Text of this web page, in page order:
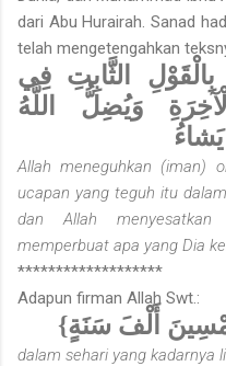
dari Abu Hurairah. Sanad
telah mengetengahkan
بِالْقَوْلِ الثَّابِتِ فِي
وَيُضِلُّ اللَّهُ
Allah meneguhkan (iman)
ucapan yang teguh itu
dan Allah
memperbuat apa yang Dia
*******************
Adapun firman Allah Swt.:
أَلْفَ سَنَةٍ}
dalam sehari yang kadarnya